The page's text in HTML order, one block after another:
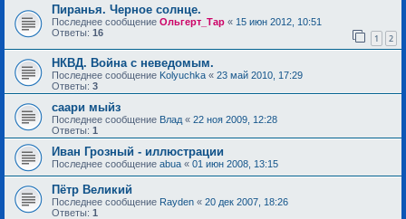
Пиранья. Черное солнце.
Последнее сообщение Ольгерт_Тар « 15 июн 2012, 10:51
Ответы: 16 1 2
НКВД. Война с неведомым.
Последнее сообщение Kolyuchka « 23 май 2010, 17:29
Ответы: 3
саари мыйз
Последнее сообщение Влад « 22 ноя 2009, 12:28
Ответы: 1
Иван Грозный - иллюстрации
Последнее сообщение abua « 01 июн 2008, 13:15
Пётр Великий
Последнее сообщение Rayden « 20 дек 2007, 18:26
Ответы: 1